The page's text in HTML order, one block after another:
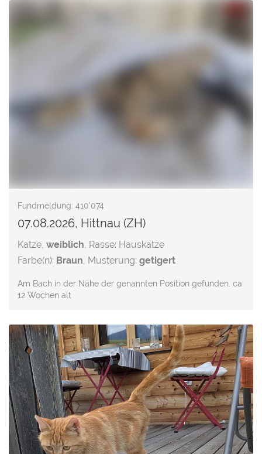
Fundmeldung: 410'074
07.08.2026, Hittnau (ZH)
Katze, weiblich, Rasse: Hauskatze
Farbe(n): Braun, Musterung: getigert
Am Bach in der Nähe der genannten Position gefunden. ca
12 Wochen alt